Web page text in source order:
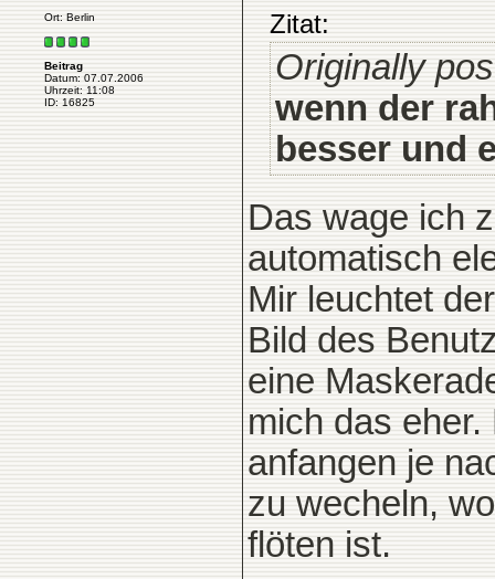
Ort: Berlin
Beitrag
Datum: 07.07.2006
Uhrzeit: 11:08
ID: 16825
Zitat:
Originally
wenn der
besser und
Das wage ich
automatisch
Mir leuchtet
Bild des
eine
mich das
anfangen je
zu wecheln,
flöten ist.